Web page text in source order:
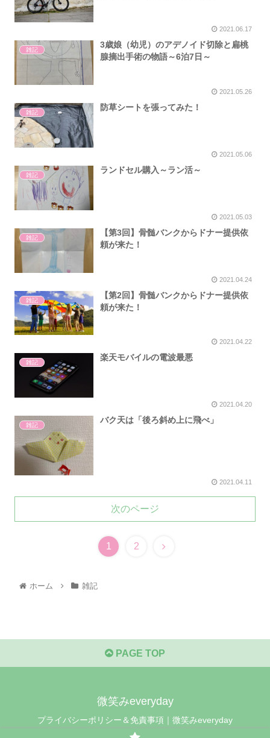
2021.06.17
雑記
3歳娘（幼児）のアデノイド切除と扁桃
腺摘出手術の物語～6泊7日～
2021.05.26
雑記
防草シートを張ってみた！
2021.05.06
雑記
ランドセル購入～ラン活～
2021.05.03
雑記
【第3回】骨髄バンクからドナー提供依
頼が来た！
2021.04.24
雑記
【第2回】骨髄バンクからドナー提供依
頼が来た！
2021.04.22
雑記
楽天モバイルの電波最悪
2021.04.20
雑記
バク天は「後ろ斜め上に飛べ」
2021.04.11
次のページ
1 2
ホーム 雑記
PAGE TOP
微笑みeveryday
プライバシーポリシー＆免責事項｜微笑みeveryday